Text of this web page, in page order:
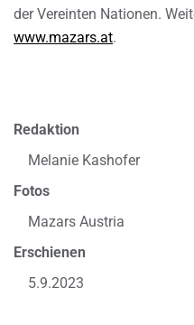
der Vereinten Nationen.
www.mazars.at.
Redaktion
Melanie Kashofer
Fotos
Mazars Austria
Erschienen
5.9.2023